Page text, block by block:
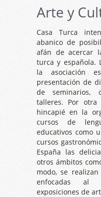
Arte y
Casa Turca
abanico de
afán de acercar
turca y española.
la asociación
presentación de
de seminarios,
talleres. Por otra
hincapié en la
cursos de
educativos como
cursos
España las
otros ámbitos
modo, se
enfocadas al
exposiciones de